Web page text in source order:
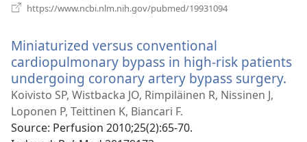
https://www.ncbi.nlm.nih.gov/pubmed/19931094
Miniaturized versus conventional
cardiopulmonary bypass in high-risk patients
undergoing coronary artery bypass surgery.
Koivisto SP, Wistbacka JO, Rimpiläinen R, Nissinen J,
Loponen P, Teittinen K, Biancari F.
Source‎: Perfusion 2010;25(2):65-70.